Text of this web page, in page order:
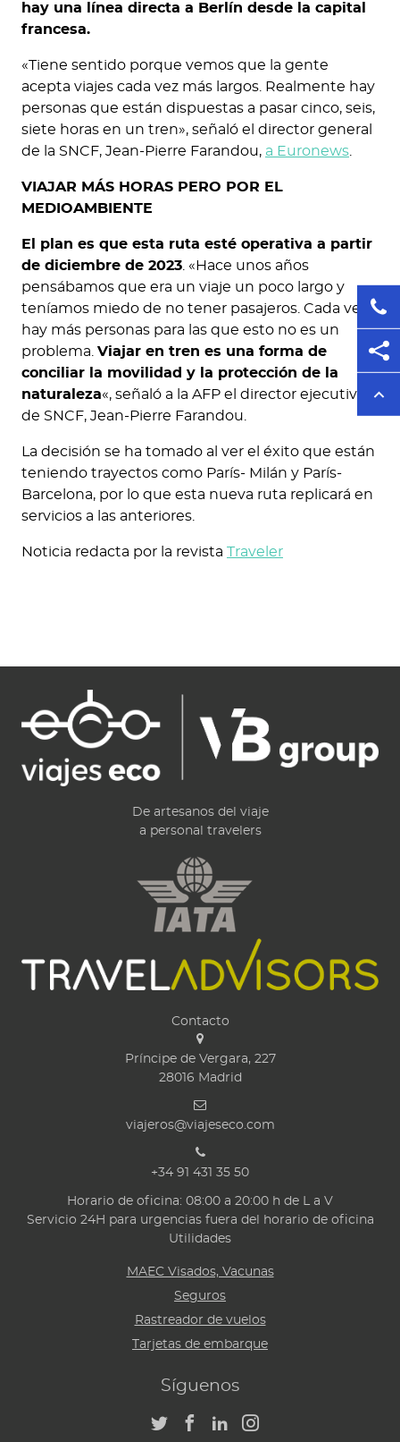
hay una línea directa a Berlín desde la capital
francesa.
«Tiene sentido porque vemos que la gente
acepta viajes cada vez más largos. Realmente hay
personas que están dispuestas a pasar cinco, seis,
siete horas en un tren», señaló el director general
de la SNCF, Jean-Pierre Farandou, a Euronews.
VIAJAR MÁS HORAS PERO POR EL
MEDIOAMBIENTE
El plan es que esta ruta esté operativa a partir
de diciembre de 2023. «Hace unos años
pensábamos que era un viaje un poco largo y
teníamos miedo de no tener pasajeros. Cada vez
hay más personas para las que esto no es un
problema. Viajar en tren es una forma de
conciliar la movilidad y la protección de la
naturaleza«, señaló a la AFP el director ejecutivo
de SNCF, Jean-Pierre Farandou.
La decisión se ha tomado al ver el éxito que están
teniendo trayectos como París- Milán y París-
Barcelona, por lo que esta nueva ruta replicará en
servicios a las anteriores.
Noticia redacta por la revista Traveler
De artesanos del viaje
a personal travelers
Contacto
Príncipe de Vergara, 227
28016 Madrid
viajeros@viajeseco.com
+34 91 431 35 50
Horario de oficina: 08:00 a 20:00 h de L a V
Servicio 24H para urgencias fuera del horario de oficina
Utilidades
MAEC Visados, Vacunas
Seguros
Rastreador de vuelos
Tarjetas de embarque
Síguenos